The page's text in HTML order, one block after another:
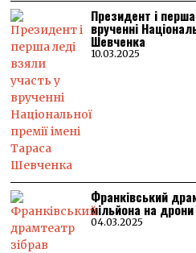
Президент і
врученні
Шевченка
10.03.2025
Франківський
мільйона на
04.03.2025